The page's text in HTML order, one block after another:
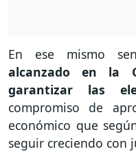
En ese mismo
alcanzado en la
garantizar las
compromiso de
económico que
seguir creciendo con